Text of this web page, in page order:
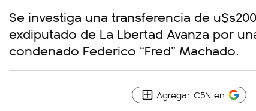
Se investiga una transferencia de
exdiputado de La Lbertad Avanza por
condenado Federico “Fred” Machado.
Agregar C5N en